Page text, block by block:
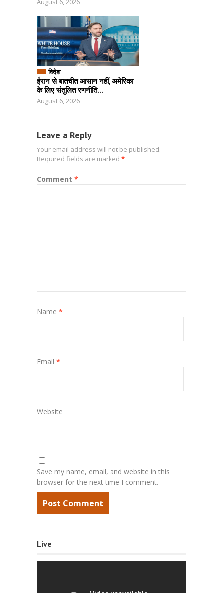
August 6, 2026
विदेश
ईरान से बातचीत आसान नहीं, अमेरिका
के लिए संतुलित रणनीति...
August 6, 2026
Leave a Reply
Your email address will not be published.
Required fields are marked *
Comment *
Name *
Email *
Website
Save my name, email, and website in this
browser for the next time I comment.
Live